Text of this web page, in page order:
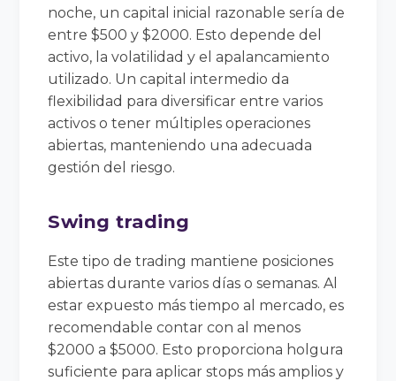
noche, un capital inicial razonable sería de
entre $500 y $2000. Esto depende del
activo, la volatilidad y el apalancamiento
utilizado. Un capital intermedio da
flexibilidad para diversificar entre varios
activos o tener múltiples operaciones
abiertas, manteniendo una adecuada
gestión del riesgo.
Swing trading
Este tipo de trading mantiene posiciones
abiertas durante varios días o semanas. Al
estar expuesto más tiempo al mercado, es
recomendable contar con al menos
$2000 a $5000. Esto proporciona holgura
suficiente para aplicar stops más amplios y